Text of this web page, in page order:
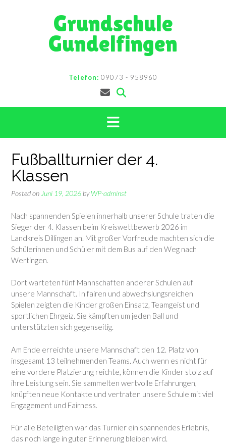
Grundschule
Gundelfingen
Telefon: 09073 - 958960
Fußballturnier der 4.
Klassen
Posted on Juni 19, 2026 byWP-adminst
Nach spannenden Spielen innerhalb unserer Schule traten die
Sieger der 4. Klassen beim Kreiswettbewerb 2026 im
Landkreis Dillingen an. Mit großer Vorfreude machten sich die
Schülerinnen und Schüler mit dem Bus auf den Weg nach
Wertingen.
Dort warteten fünf Mannschaften anderer Schulen auf
unsere Mannschaft. In fairen und abwechslungsreichen
Spielen zeigten die Kinder großen Einsatz, Teamgeist und
sportlichen Ehrgeiz. Sie kämpften um jeden Ball und
unterstützten sich gegenseitig.
Am Ende erreichte unsere Mannschaft den 12. Platz von
insgesamt 13 teilnehmenden Teams. Auch wenn es nicht für
eine vordere Platzierung reichte, können die Kinder stolz auf
ihre Leistung sein. Sie sammelten wertvolle Erfahrungen,
knüpften neue Kontakte und vertraten unsere Schule mit viel
Engagement und Fairness.
Für alle Beteiligten war das Turnier ein spannendes Erlebnis,
das noch lange in guter Erinnerung bleiben wird.